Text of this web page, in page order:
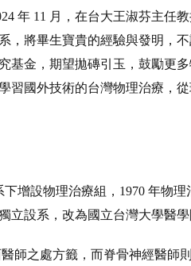
年 11 月，在台大王淑芬主任
，將畢生寶貴的經驗與發明，
基金，期望拋磚引玉，鼓勵更
習國外技術的台灣物理治療，
增設物理治療組，1970 年物
立設系，改為國立台灣大學醫
師之處方籤，而脊骨神經醫師